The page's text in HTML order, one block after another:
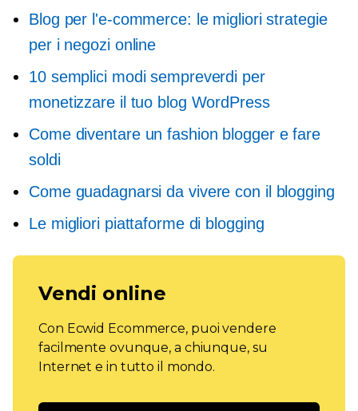
Blog per l'e-commerce: le migliori strategie
per i negozi online
10 semplici modi sempreverdi per
monetizzare il tuo blog WordPress
Come diventare un fashion blogger e fare
soldi
Come guadagnarsi da vivere con il blogging
Le migliori piattaforme di blogging
Vendi online
Con Ecwid Ecommerce, puoi vendere
facilmente ovunque, a chiunque, su
Internet e in tutto il mondo.